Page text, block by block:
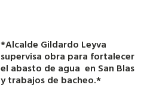
*Alcalde Gildardo Leyva
supervisa obra para fortalecer
el abasto de agua en San Blas
y trabajos de bacheo.*